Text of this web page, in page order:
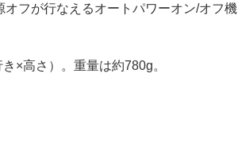
フが行なえるオートパワーオン/オフ機
×高さ）。重量は約780g。